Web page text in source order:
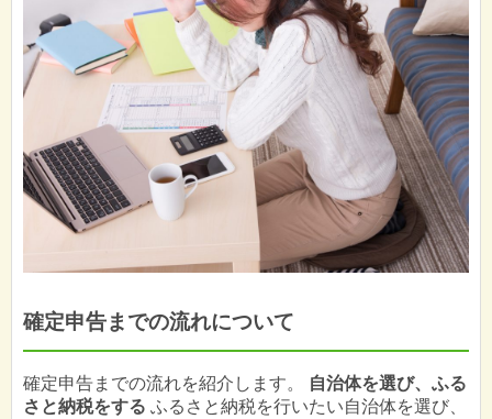
確定申告までの流れについて
確定申告までの流れを紹介します。
自治体を選び、ふる
さと納税をする ふるさと納税を行いたい自治体を選び、